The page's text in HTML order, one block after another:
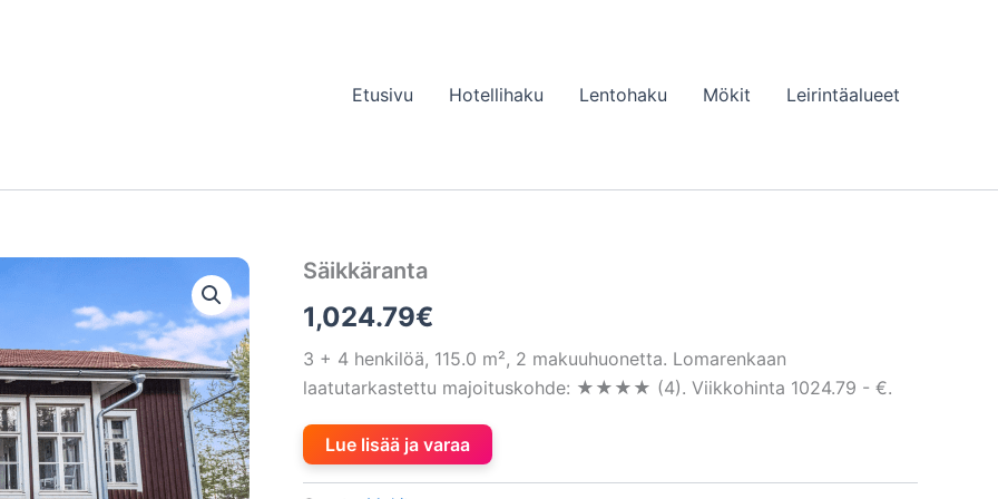
Etusivu Hotellihaku Lentohaku Mökit Leirintäalueet
Säikkäranta
1,024.79€
3 + 4 henkilöä, 115.0 m², 2 makuuhuonetta. Lomarenkaan
laatutarkastettu majoituskohde: ★★★★ (4). Viikkohinta 1024.79 - €.
Lue lisää ja varaa